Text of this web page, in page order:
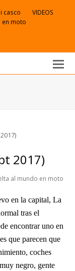
casco
VIDEOS
en moto
2017)
al mundo en moto
en la capital, La
tras el
encontrar uno en
que parecen que
coches
negro, gente